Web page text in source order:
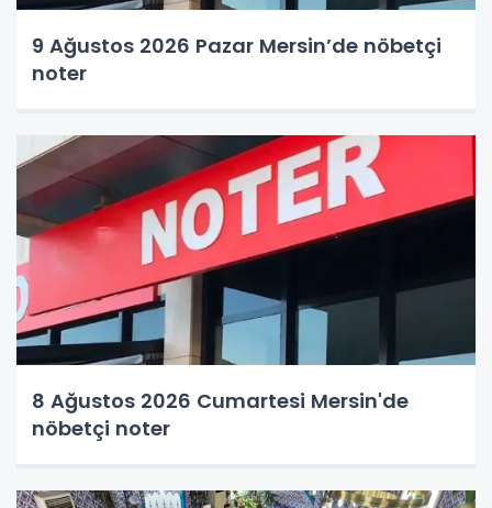
9 Ağustos 2026 Pazar Mersin’de nöbetçi
noter
8 Ağustos 2026 Cumartesi Mersin'de
nöbetçi noter